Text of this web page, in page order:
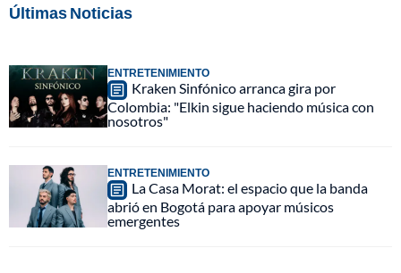
Últimas Noticias
ENTRETENIMIENTO
Kraken Sinfónico arranca gira por
Colombia: "Elkin sigue haciendo música con
nosotros"
ENTRETENIMIENTO
La Casa Morat: el espacio que la banda
abrió en Bogotá para apoyar músicos
emergentes